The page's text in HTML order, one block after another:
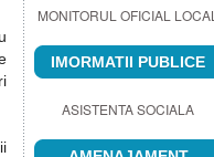
MONITORUL OFICIAL LOCAL
IMORMATII PUBLICE
ASISTENTA SOCIALA